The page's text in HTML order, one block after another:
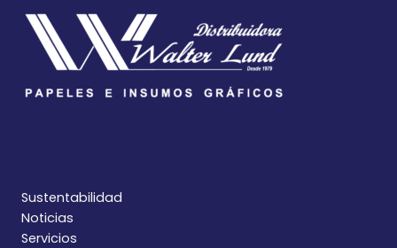
Sustentabilidad
Noticias
Servicios